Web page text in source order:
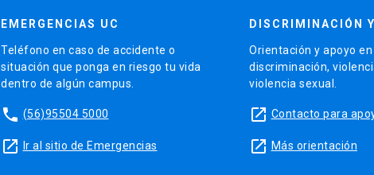
EMERGENCIAS UC
Teléfono en caso de accidente o
situación que ponga en riesgo tu vida
dentro de algún campus.
phone (56)95504 5000
launch Ir al sitio de Emergencias
DISCRIMINACIÓN
Orientación y apoyo
discriminación,
violencia sexual.
launch Contacto para
launch Más orientación